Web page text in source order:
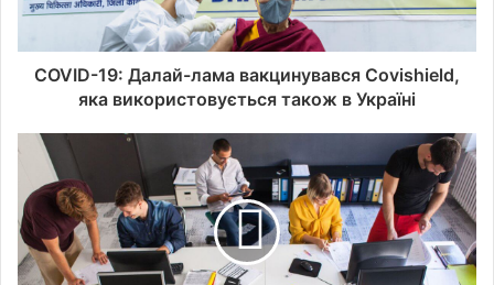
COVID-19: Далай-лама вакцинувався Covishield,
яка використовується також в Україні